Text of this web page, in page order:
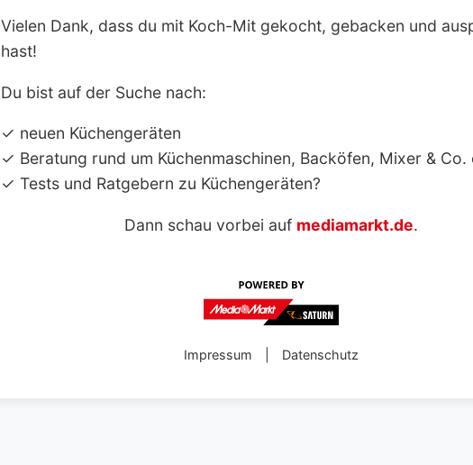
Vielen Dank, dass du mit Koch-Mit gekocht, gebacken und
hast!
Du bist auf der Suche nach:
✓ neuen Küchengeräten
✓ Beratung rund um Küchenmaschinen, Backöfen, Mixer & Co.
✓ Tests und Ratgebern zu Küchengeräten?
Dann schau vorbei auf mediamarkt.de.
Impressum Datenschutz